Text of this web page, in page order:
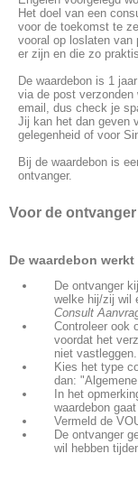
Het doel van een
voor de toekomst te
vooral op loslaten van
er zijn en die zo
De waardebon is 1
via de post verzonden
email, dus check je
Jij kan het dan geven
gelegenheid of voor
Bij de waardebon is
ontvanger.
Voor de ontvanger
De waardebon werkt
De ontvanger
welke hij/zij wil
Consult
Controleer ook
voordat het
niet vastleggen.
Kies het type
dan:
In het
waardebon gaat
Vermeld de
De ontvanger
wil hebben